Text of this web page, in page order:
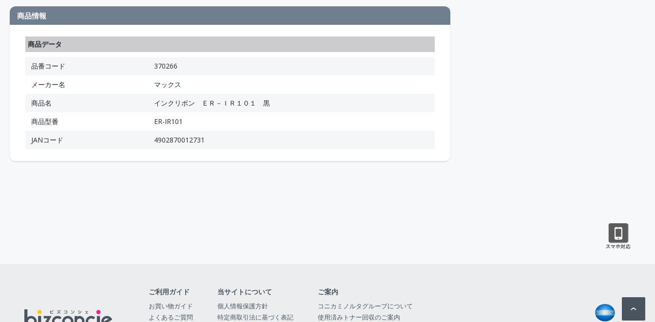
商品情報
商品データ
品番コード
370266
メーカー名
マックス
商品名
インクリボン ＥＲ－ＩＲ１０１ 黒
商品型番
ER-IR101
JANコード
4902870012731
ご利用ガイド
お買い物ガイド
よくあるご質問
当サイトについて
個人情報保護方針
特定商取引法に基づく表記
ご案内
コニカミノルタグループについて
使用済みトナー回収のご案内